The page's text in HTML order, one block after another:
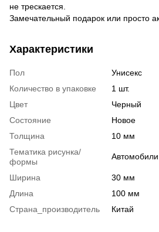
не трескается.
Замечательный подарок или просто
Характеристики
Пол
Унисекс
Количество в упаковке
1 шт.
Цвет
Черный
Состояние
Новое
Толщина
10 мм
Тематика рисунка/
формы
Автомобили
Ширина
30 мм
Длина
100 мм
Страна_производитель
Китай